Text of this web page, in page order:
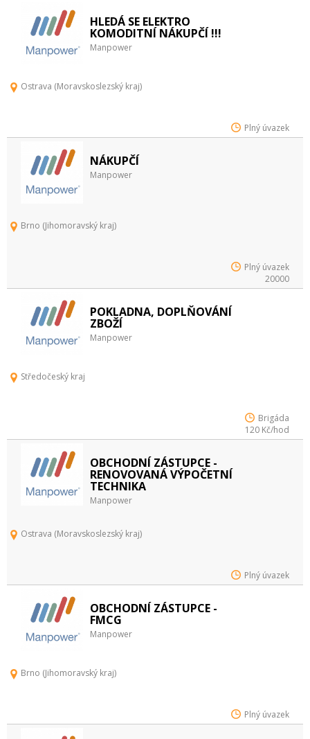
HLEDÁ SE ELEKTRO
KOMODITNÍ NÁKUPČÍ !!!
Manpower
Ostrava (Moravskoslezský kraj)
Plný úvazek
NÁKUPČÍ
Manpower
Brno (Jihomoravský kraj)
Plný úvazek
20000
POKLADNA, DOPLŇOVÁNÍ
ZBOŽÍ
Manpower
Středočeský kraj
Brigáda
120 Kč/hod
OBCHODNÍ ZÁSTUPCE -
RENOVOVANÁ VÝPOČETNÍ
TECHNIKA
Manpower
Ostrava (Moravskoslezský kraj)
Plný úvazek
OBCHODNÍ ZÁSTUPCE -
FMCG
Manpower
Brno (Jihomoravský kraj)
Plný úvazek